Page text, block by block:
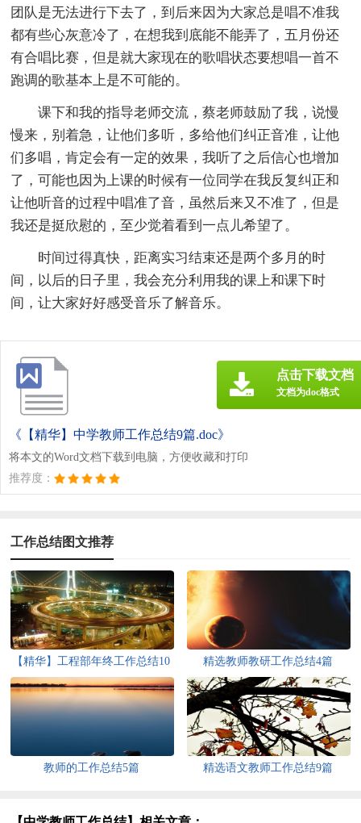
团队是无法进行下去了，到后来因为大家总是唱不准我
都有些心灰意冷了，在想我到底能不能弄了，五月份还
有合唱比赛，但是就大家现在的歌唱状态要想唱一首不
跑调的歌基本上是不可能的。
课下和我的指导老师交流，蔡老师鼓励了我，说慢
慢来，别着急，让他们多听，多给他们纠正音准，让他
们多唱，肯定会有一定的效果，我听了之后信心也增加
了，可能也因为上课的时候有一位同学在我反复纠正和
让他听音的过程中唱准了音，虽然后来又不准了，但是
我还是挺欣慰的，至少觉着看到一点儿希望了。
时间过得真快，距离实习结束还是两个多月的时
间，以后的日子里，我会充分利用我的课上和课下时
间，让大家好好感受音乐了解音乐。
《【精华】中学教师工作总结9篇.doc》
将本文的Word文档下载到电脑，方便收藏和打印
推荐度：
点击下载文档
文档为doc格式
工作总结图文推荐
【精华】工程部年终工作总结10
篇
精选教师教研工作总结4篇
教师的工作总结5篇 精选语文教师工作总结9篇